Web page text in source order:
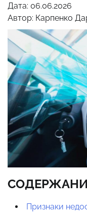
Дата: 06.06.2026
Автор: Карпенко
Признаки